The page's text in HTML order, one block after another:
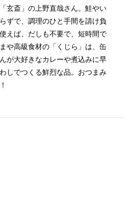
玄斎」の上野直哉さん。鮭やい
ずで、調理のひと手間を請け負
えば、だしも不要で、短時間で
や高級食材の「くじら」は、缶
が大好きなカレーや煮込みに早
しでつくる鮮烈な品。おつまみ